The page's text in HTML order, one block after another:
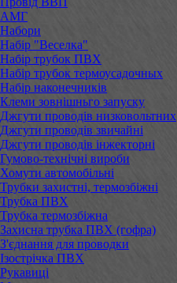
АМГ
Набори
Набір "Веселка"
Набір трубок ПВХ
Набір трубок термоусадочных
Набір наконечників
Клеми зовнішньго запуску
Джгути проводів низковольтних
Джгути проводів звичайні
Джгути проводів інжекторні
Гумово-технічні вироби
Хомути автомобільні
Трубки захистні, термозбіжні
Трубка ПВХ
Трубка термозбіжна
Захисна трубка ПВХ (гофра)
З'єднання для проводки
Ізострічка ПВХ
Рукавиці